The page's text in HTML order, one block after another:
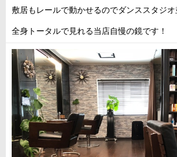
敷居もレールで動かせるのでダンススタジ
全身トータルで見れる当店自慢の鏡です！